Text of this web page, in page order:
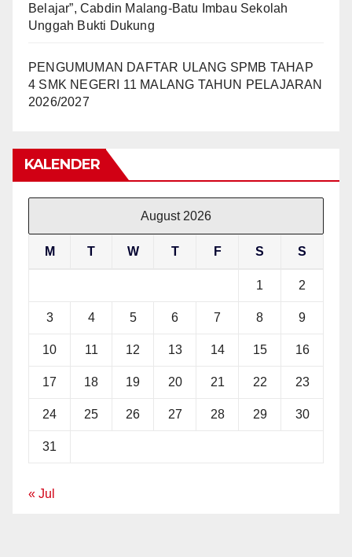
Belajar”, Cabdin Malang-Batu Imbau Sekolah
Unggah Bukti Dukung
PENGUMUMAN DAFTAR ULANG SPMB TAHAP
4 SMK NEGERI 11 MALANG TAHUN PELAJARAN
2026/2027
KALENDER
August 2026
M T W T F S S
1 2
3 4 5 6 7 8 9
10 11 12 13 14 15 16
17 18 19 20 21 22 23
24 25 26 27 28 29 30
31
« Jul